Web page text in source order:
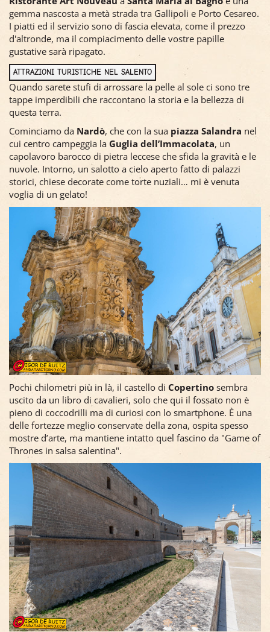
gemma nascosta a metà strada tra Gallipoli e Porto Cesareo.
I piatti ed il servizio sono di fascia elevata, come il prezzo
d'altronde, ma il compiacimento delle vostre papille
gustative sarà ripagato.
ATTRAZIONI TURISTICHE NEL SALENTO
Quando sarete stufi di arrossare la pelle al sole ci sono tre
tappe imperdibili che raccontano la storia e la bellezza di
questa terra.
Cominciamo da Nardò, che con la sua piazza Salandra nel
cui centro campeggia la Guglia dell’Immacolata, un
capolavoro barocco di pietra leccese che sfida la gravità e le
nuvole. Intorno, un salotto a cielo aperto fatto di palazzi
storici, chiese decorate come torte nuziali… mi è venuta
voglia di un gelato!
Pochi chilometri più in là, il castello di Copertino sembra
uscito da un libro di cavalieri, solo che qui il fossato non è
pieno di coccodrilli ma di curiosi con lo smartphone. È una
delle fortezze meglio conservate della zona, ospita spesso
mostre d’arte, ma mantiene intatto quel fascino da "Game of
Thrones in salsa salentina".